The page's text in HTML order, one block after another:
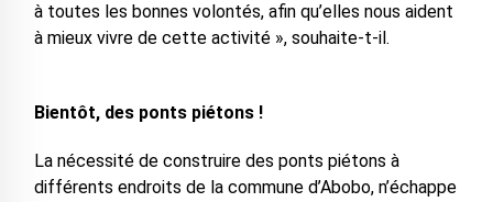
à toutes les bonnes volontés, afin qu’elles nous aident
à mieux vivre de cette activité », souhaite-t-il.
Bientôt, des ponts piétons !
La nécessité de construire des ponts piétons à
différents endroits de la commune d’Abobo, n’échappe